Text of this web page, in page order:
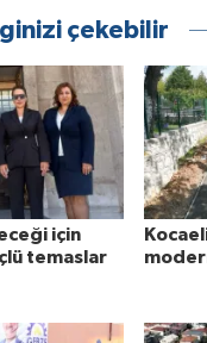
çekebilir
için
temaslar